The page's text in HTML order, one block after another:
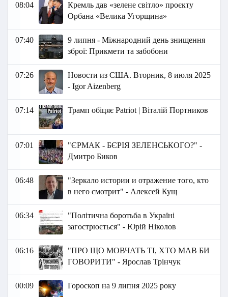
08:04
Кремль дав «зелене світло» проєкту
Орбана «Велика Угорщина»
07:40
9 липня - Міжнародний день знищення
зброї: Прикмети та забобони
07:26
Новости из США. Вторник, 8 июля 2025
- Igor Aizenberg
07:14 Трамп обіцяє Patriot | Віталій Портников
07:01
"ЄРМАК - БЄРІЯ ЗЕЛЕНСЬКОГО?" -
Дмитро Биков
06:48
"Зеркало истории и отражение того, кто
в него смотрит" - Алексей Кущ
06:34
"Політична боротьба в Україні
загострюється" - Юрій Ніколов
06:16
"ПРО ЩО МОВЧАТЬ ТІ, ХТО МАВ БИ
ГОВОРИТИ" - Ярослав Трінчук
00:09 Гороскоп на 9 липня 2025 року